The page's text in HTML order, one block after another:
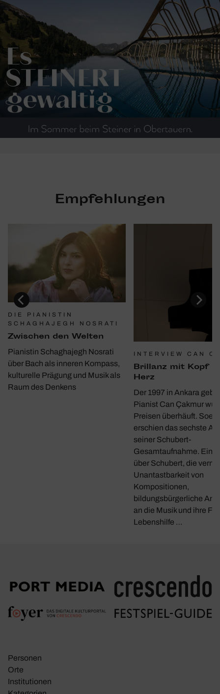
Empfehlungen
DIE PIANISTIN
SCHAGHAJEGH NOSRATI
Zwischen den Welten
Pianistin Schaghajegh Nosrati
über Bach als inneren Kompass,
kulturelle Prägung und Musik als
Raum des Denkens
INTERVIEW CAN
Bril­lanz mit Kopf
Herz
Der 1997 in Ankara
Pianist Can Çakmur
Preisen überhäuft.
erschien das sechste
seiner Schubert-
Gesamtaufnahme. Ein
über Schubert, die
Unantastbarkeit von
Kompositionen,
bildungsbürgerliche
an die Musik und ihre
Lebenshilfe …
Personen
Orte
Insti­tu­tionen